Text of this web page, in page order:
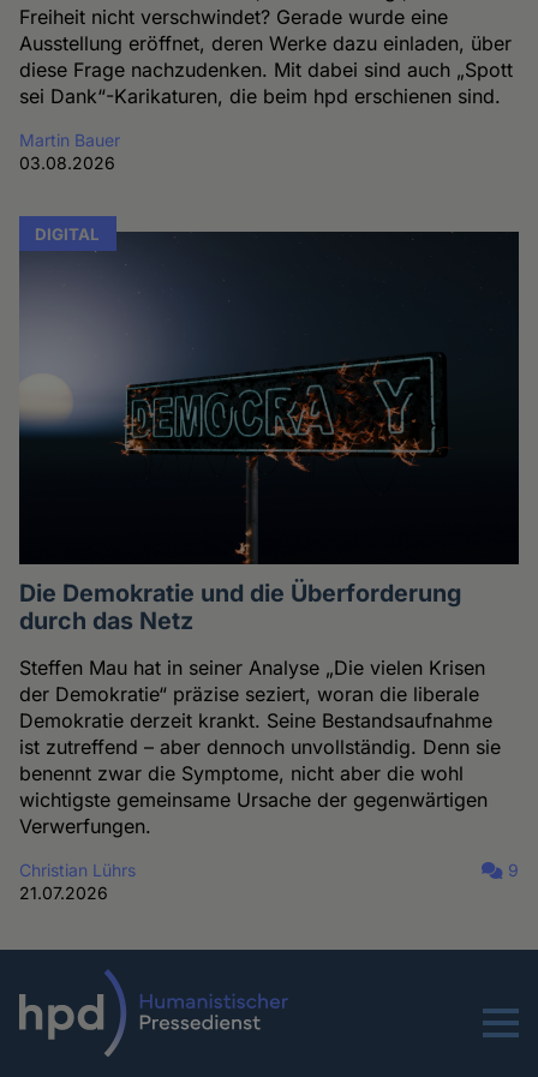
Freiheit nicht verschwindet? Gerade wurde eine
Ausstellung eröffnet, deren Werke dazu einladen, über
diese Frage nachzudenken. Mit dabei sind auch „Spott
sei Dank“-Karikaturen, die beim hpd erschienen sind.
Martin Bauer
03.08.2026
DIGITAL
Die Demokratie und die Überforderung
durch das Netz
Steffen Mau hat in seiner Analyse „Die vielen Krisen
der Demokratie“ präzise seziert, woran die liberale
Demokratie derzeit krankt. Seine Bestandsaufnahme
ist zutreffend – aber dennoch unvollständig. Denn sie
benennt zwar die Symptome, nicht aber die wohl
wichtigste gemeinsame Ursache der gegenwärtigen
Verwerfungen.
Christian Lührs
21.07.2026
9
Menu